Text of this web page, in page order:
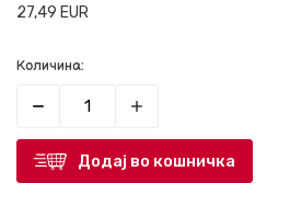
27,49 EUR
Количина:
Додај во кошничка